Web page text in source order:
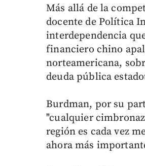
Más allá de la
docente de Política
interdependencia
financiero chino
norteamericana,
deuda pública
Burdman, por su
"cualquier
región es cada vez
ahora más